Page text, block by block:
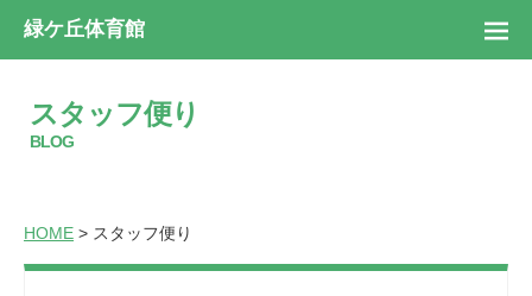
緑ケ丘体育館
スタッフ便り
BLOG
HOME > スタッフ便り